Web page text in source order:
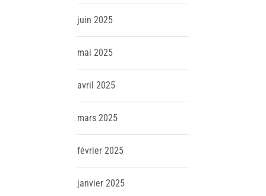
juin 2025
mai 2025
avril 2025
mars 2025
février 2025
janvier 2025